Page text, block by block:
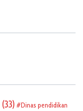
(33)
Dinas pendidikan